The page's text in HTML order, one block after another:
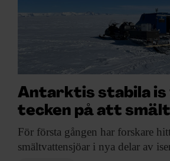
annons- och analysföretag som vi
Dessa kan i sin tur kombinera
information som du har tillhandahållit
samlat in när du har använt deras
Antarktis stabila is
tecken på att
För första gången har forskare
smältvattensjöar i nya delar av